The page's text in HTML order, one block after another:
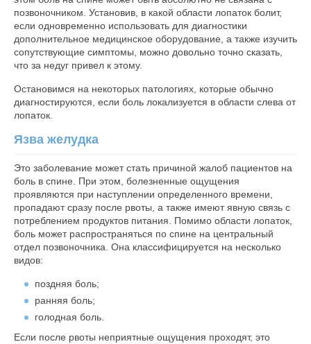
позвоночником. Установив, в какой области лопаток болит,
если одновременно использовать для диагностики
дополнительное медицинское оборудование, а также изучить
сопутствующие симптомы, можно довольно точно сказать,
что за недуг привел к этому.
Остановимся на некоторых патологиях, которые обычно
диагностируются, если боль локализуется в области слева от
лопаток.
Язва желудка
Это заболевание может стать причиной жалоб пациентов на
боль в спине. При этом, болезненные ощущения
проявляются при наступлении определенного времени,
пропадают сразу после рвоты, а также имеют явную связь с
потреблением продуктов питания. Помимо области лопаток,
боль может распространяться по спине на центральный
отдел позвоночника. Она классифицируется на несколько
видов:
поздняя боль;
ранняя боль;
голодная боль.
Если после рвоты неприятные ощущения проходят, это